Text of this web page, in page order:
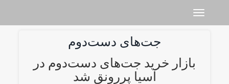
Toggle navigation
جت‌های دست‌دوم
بازار خرید جت‌های دست‌دوم در
آسیا پررونق شد